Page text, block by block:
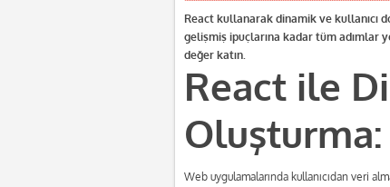
React kullanarak dinamik ve kullanıcı
gelişmiş ipuçlarına kadar tüm adımlar
değer katın.
React ile
Oluşturma:
Web uygulamalarında kullanıcıdan veri